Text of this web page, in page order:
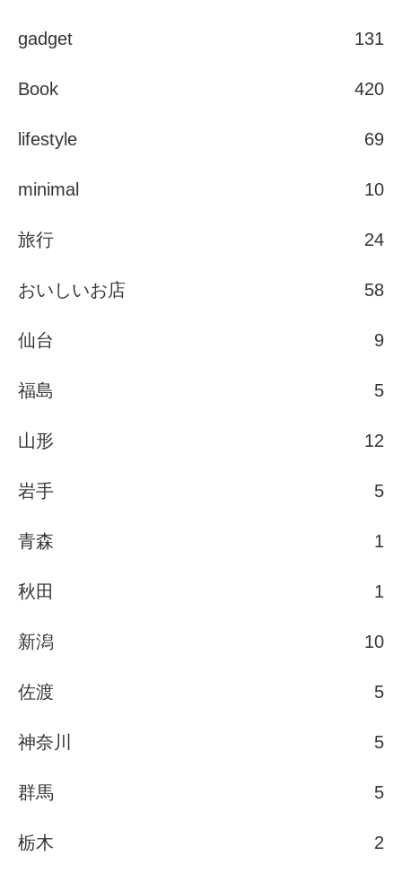
gadget 131
Book 420
lifestyle 69
minimal 10
旅行 24
おいしいお店 58
仙台 9
福島 5
山形 12
岩手 5
青森 1
秋田 1
新潟 10
佐渡 5
神奈川 5
群馬 5
栃木 2